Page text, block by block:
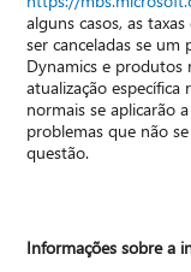
alguns casos, as
ser canceladas se
Dynamics e produtos
atualização
normais se aplicarão
problemas que não
questão.
Informações sobre a